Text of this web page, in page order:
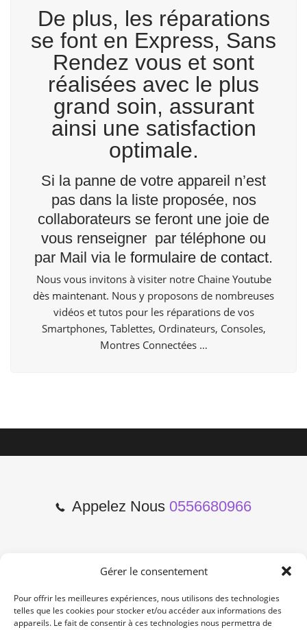
Gérer le consentement
Pour offrir les meilleures expériences, nous utilisons des technologies
telles que les cookies pour stocker et/ou accéder aux informations des
appareils. Le fait de consentir à ces technologies nous permettra de
De plus, les réparations
se font en Express, Sans
Rendez vous et sont
réalisées avec le plus
grand soin, assurant
ainsi une satisfaction
optimale.
Si la panne de votre appareil n’est
pas dans la liste proposée, nos
collaborateurs se feront une joie de
vous renseigner par téléphone ou
par Mail via le formulaire de contact.
Nous vous invitons à visiter notre Chaine Youtube
dès maintenant. Nous y proposons de nombreuses
vidéos et tutos pour les réparations de vos
Smartphones, Tablettes, Ordinateurs, Consoles,
Montres Connectées …
Appelez Nous 0556680966
2 Cours de l'Yser 33800
Bordeaux
Lun-Samedi: 10:00 -19:00